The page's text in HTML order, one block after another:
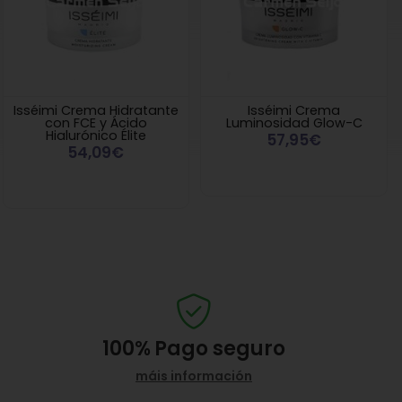
Isséimi Crema Hidratante
con FCE y Ácido
Hialurónico Élite
54,09€
Isséimi Crema
Luminosidad Glow-C
57,95€
100% Pago seguro
máis información